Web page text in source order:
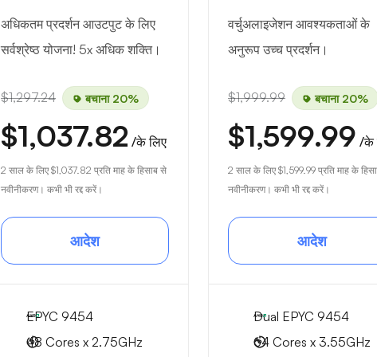
अधिकतम प्रदर्शन आउटपुट के लिए
सर्वश्रेष्ठ योजना! 5x अधिक शक्ति।
$1,297.24 बचाना 20%
$1,037.82 /के लिए
2 साल के लिए $1,037.82 प्रति माह के हिसाब से
नवीनीकरण। कभी भी रद्द करें।
आदेश
EPYC 9454
48 Cores x 2.75GHz
वर्चुअलाइजेशन आवश्यकताओं के
अनुरूप उच्च प्रदर्शन।
$1,999.99 बचाना 20%
$1,599.99 /के
2 साल के लिए $1,599.99 प्रति माह के
नवीनीकरण। कभी भी रद्द करें।
आदेश
Dual EPYC 9454
64 Cores x 3.55GHz